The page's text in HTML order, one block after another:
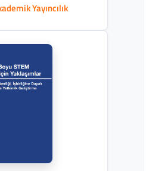
Yayıncılık